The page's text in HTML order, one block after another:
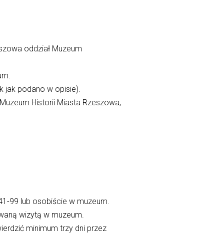
oddział Muzeum
jak podano w opisie).
Historii Miasta Rzeszowa,
99 lub osobiście w muzeum.
wizytą w muzeum.
minimum trzy dni przez